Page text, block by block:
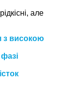
але
з високою